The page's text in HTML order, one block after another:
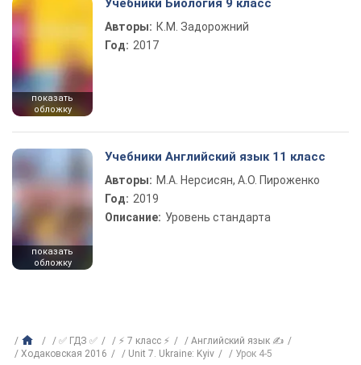
показать
обложку
Учебники Биология 9 класс
Авторы: К.М. Задорожний
Год: 2017
показать
обложку
Учебники Английский язык 11 класс
Авторы: М.А. Нерсисян, А.О. Пироженко
Год: 2019
Описание: Уровень стандарта
✅ ГДЗ ✅ ⚡ 7 класс ⚡
Английский язык ✍
Ходаковская 2016
Unit 7. Ukraine: Kyiv Урок 4-5